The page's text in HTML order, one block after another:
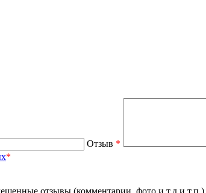
Отзыв *
*
отзывы (комментарии, фото и т.д и